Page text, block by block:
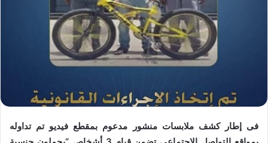
فى إطار كشف ملابسات منشور مدعوم بمقطع فيديو تم تداوله